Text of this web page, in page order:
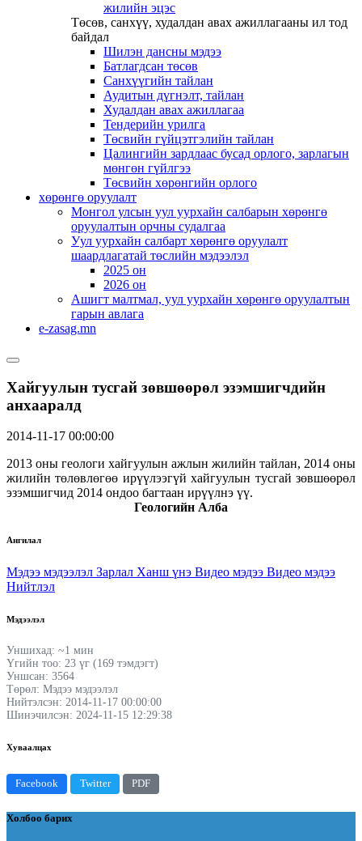
жилийн эцэс
Төсөв, санхүү, худалдан авах ажиллагааны ил тод
байдал
Шилэн дансны мэдээ
Батлагдсан төсөв
Санхүүгийн тайлан
Аудитын дүгнэлт, тайлан
Худалдан авах ажиллагаа
Тендерийн урилга
Төсвийн гүйцэтгэлийн тайлан
Цалингийн зардлаас бусад орлого, зарлагын
мөнгөн гүйлгээ
Төсвийн хөрөнгийн орлого
хөрөнгө оруулалт
Монгол улсын уул уурхайн салбарын хөрөнгө
оруулалтын орчны судалгаа
Уул уурхайн салбарт хөрөнгө оруулалт
шаардлагатай төслийн мэдээлэл
2025 он
2026 он
Ашигт малтмал, уул уурхайн хөрөнгө оруулалтын
гарын авлага
e-zasag.mn
Хайгуулын тусгай зөвшөөрөл эзэмшигчдийн
анхааралд
2014-11-17 00:00:00
2013 оны геологи хайгуулын ажлын жилийн тайлан, 2014 оны
жилийн төлөвлөгөө ирүүлээгүй хайгуулын тусгай зөвшөөрөл
эзэмшигчид 2014 ондоо багтаан ирүүлнэ үү.
Геологийн Алба
Ангилал
Мэдээ мэдээлэл Зарлал Ханш үнэ Видео мэдээ Видео мэдээ
Нийтлэл
Мэдээлэл
Уншихад: ~1 мин
Үгийн тоо: 23 үг (169 тэмдэгт)
Уншсан: 3564
Төрөл: Мэдээ мэдээлэл
Нийтэлсэн: 2014-11-17 00:00:00
Шинэчилсэн: 2024-11-15 12:29:38
Хуваалцах
Facebook Twitter PDF
Холбоо барих